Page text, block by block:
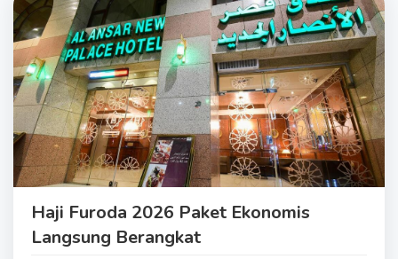
Haji Furoda 2026 Paket Ekonomis
Langsung Berangkat